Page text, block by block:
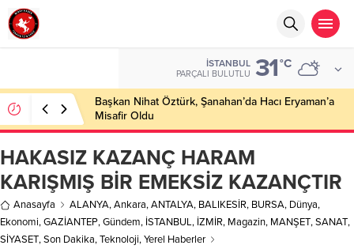
İSTANBUL
PARÇALI BULUTLU 31°C
Başkan Nihat Öztürk, Şanahan’da Hacı Eryaman’a
Misafir Oldu
HAKASIZ KAZANÇ HARAM
KARIŞMIŞ BİR EMEKSİZ KAZANÇTIR
Anasayfa ALANYA,Ankara,ANTALYA, BALIKESİR, BURSA, Dünya,
Ekonomi,GAZİANTEP,Gündem, İSTANBUL, İZMİR, Magazin, MANŞET,SANAT,
SİYASET,Son Dakika,Teknoloji,Yerel Haberler